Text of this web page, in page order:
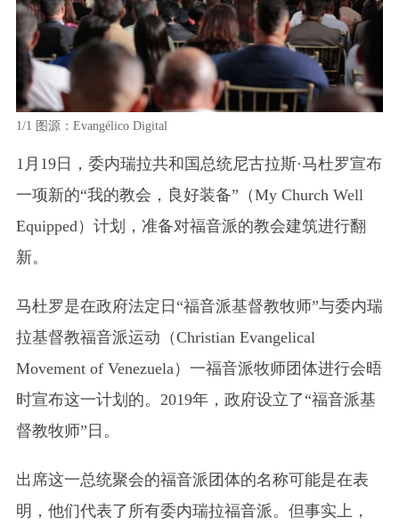
1/1 图源：Evangélico Digital
1月19日，委内瑞拉共和国总统尼古拉斯·马杜罗宣布
一项新的“我的教会，良好装备” （My Church Well
Equipped） 计划，准备对福音派的教会建筑进行翻
新。
马杜罗是在政府法定日“福音派基督教牧师”与委内瑞
拉基督教福音派运动 （Christian Evangelical
Movement of Venezuela） 一福音派牧师团体进行会晤
时宣布这一计划的。2019年，政府设立了“福音派基
督教牧师”日。
出席这一总统聚会的福音派团体的名称可能是在表
明，他们代表了所有委内瑞拉福音派。但事实上，